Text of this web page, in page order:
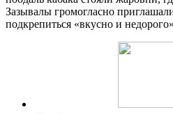
Зазывалы громогласно
подкрепиться «вкусно и